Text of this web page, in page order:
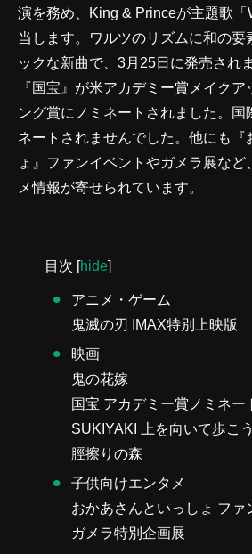
演を務め、King & Princeが主題歌「
当します。ワルツのリズムに和の要
ックな新曲で、3月25日に発売され
『国宝』が米アカデミー賞メイクア
ング賞にノミネートされました。国
ネートされませんでした。他にも『
ょ』ファンイベントやガメラ展など
メ情報が寄せられています。
目次 [hide]
アニメ・ゲーム
鬼滅の刃 IMAX特別上映版
映画
鬼の花嫁
国宝 アカデミー賞ノミネー
SUKIYAKI 上を向いて歩こう
脛擦りの森
子供向けエンタメ
おかあさんといっしょ ファ
ガメラ特別企画展